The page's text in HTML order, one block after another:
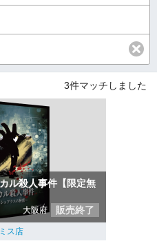
3件マッチしました
ル殺人事件【限定無
大阪府 販売終了
ス店